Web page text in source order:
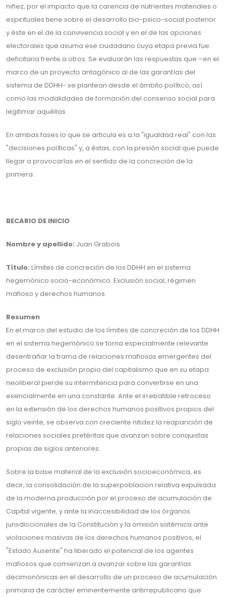
niñez, por el impacto que la carencia de nutrientes materiales o
espirituales tiene sobre el desarrollo bio-psico-social posterior
y éste en el de la convivencia social y en el de las opciones
electorales que asuma ese ciudadano cuya etapa previa fue
deficitaria frente a otros. Se evaluarán las respuestas que –en el
marco de un proyecto antagónico al de las garantías del
sistema de DDHH- se plantean desde el ámbito político, así
como las modalidades de formación del consenso social para
legitimar aquéllas.
En ambas fases lo que se articula es a la "igualdad real" con las
"decisiones políticas" y, a éstas, con la presión social que puede
llegar a provocarlas en el sentido de la concreción de la
primera.
BECARIO DE INICIO
Nombre y apellido: Juan Grabois
Título: Límites de concreción de los DDHH en el sistema
hegemónico socio-económico. Exclusión social, régimen
mafioso y derechos humanos.
Resumen
En el marco del estudio de los límites de concreción de los DDHH
en el sistema hegemónico se torna especialmente relevante
desentrañar la trama de relaciones mafiosas emergentes del
proceso de exclusión propio del capitalismo que en su etapa
neoliberal pierde su intermitencia para convertirse en una
esencialmente en una constante. Ante el irrebatible retroceso
en la extensión de los derechos humanos positivos propios del
siglo veinte, se observa con creciente nitidez la reaparición de
relaciones sociales pretéritas que avanzan sobre conquistas
propias de siglos anteriores.
Sobre la base material de la exclusión socioeconómica, es
decir, la consolidación de la superpoblacion relativa expulsada
de la moderna producción por el proceso de acumulación de
Capital vigente, y ante la inaccesibilidad de los órganos
jurisdiccionales de la Constitución y la omisión sistémica ante
violaciones masivas de los derechos humanos positivos, el
"Estado Ausente" ha liberado el potencial de los agentes
mafiosos que comienzan a avanzar sobre las garantías
decimonónicas en el desarrollo de un proceso de acumulación
primaria de carácter eminentemente antirrepublicano que